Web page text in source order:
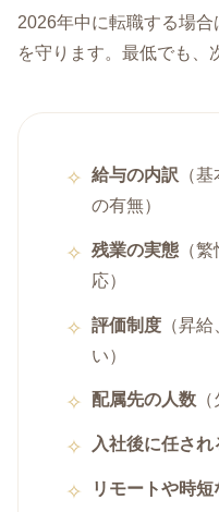
2026年中に転職する場
を守ります。最低でも、
給与の内訳 （
の有無）
残業の実態 （
応）
評価制度 （昇
い）
配属先の人数
入社後に任さ
リモートや時